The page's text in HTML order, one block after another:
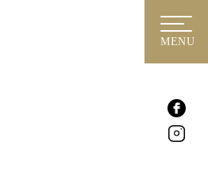
MENU